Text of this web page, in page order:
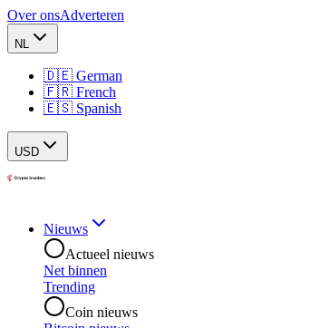
Over onsAdverteren
NL
🇩🇪 German
🇫🇷 French
🇪🇸 Spanish
USD
Nieuws
Actueel nieuws
Net binnen
Trending
Coin nieuws